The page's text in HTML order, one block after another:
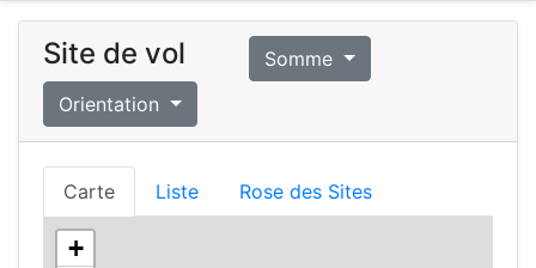
Site de vol
Somme
Orientation
Carte Liste Rose des Sites
+